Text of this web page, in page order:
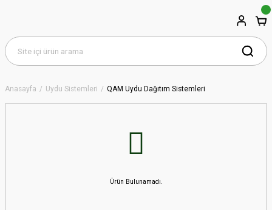
Anasayfa Uydu Sistemleri QAM Uydu Dağıtım Sistemleri
Ürün Bulunamadı.